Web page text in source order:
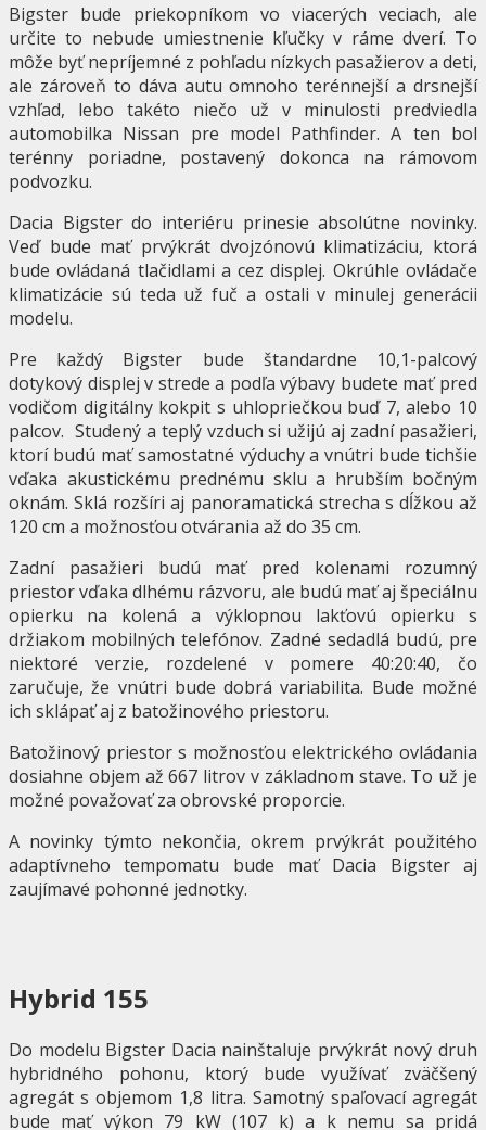
Bigster bude priekopníkom vo viacerých veciach, ale
určite to nebude umiestnenie kľučky v ráme dverí. To
môže byť nepríjemné z pohľadu nízkych pasažierov a deti,
ale zároveň to dáva autu omnoho terénnejší a drsnejší
vzhľad, lebo takéto niečo už v minulosti predviedla
automobilka Nissan pre model Pathfinder. A ten bol
terénny poriadne, postavený dokonca na rámovom
podvozku.
Dacia Bigster do interiéru prinesie absolútne novinky.
Veď bude mať prvýkrát dvojzónovú klimatizáciu, ktorá
bude ovládaná tlačidlami a cez displej. Okrúhle ovládače
klimatizácie sú teda už fuč a ostali v minulej generácii
modelu.
Pre každý Bigster bude štandardne 10,1-palcový
dotykový displej v strede a podľa výbavy budete mať pred
vodičom digitálny kokpit s uhlopriečkou buď 7, alebo 10
palcov. Studený a teplý vzduch si užijú aj zadní pasažieri,
ktorí budú mať samostatné výduchy a vnútri bude tichšie
vďaka akustickému prednému sklu a hrubším bočným
oknám. Sklá rozšíri aj panoramatická strecha s dĺžkou až
120 cm a možnosťou otvárania až do 35 cm.
Zadní pasažieri budú mať pred kolenami rozumný
priestor vďaka dlhému rázvoru, ale budú mať aj špeciálnu
opierku na kolená a výklopnou lakťovú opierku s
držiakom mobilných telefónov. Zadné sedadlá budú, pre
niektoré verzie, rozdelené v pomere 40:20:40, čo
zaručuje, že vnútri bude dobrá variabilita. Bude možné
ich sklápať aj z batožinového priestoru.
Batožinový priestor s možnosťou elektrického ovládania
dosiahne objem až 667 litrov v základnom stave. To už je
možné považovať za obrovské proporcie.
A novinky týmto nekončia, okrem prvýkrát použitého
adaptívneho tempomatu bude mať Dacia Bigster aj
zaujímavé pohonné jednotky.
Hybrid 155
Do modelu Bigster Dacia nainštaluje prvýkrát nový druh
hybridného pohonu, ktorý bude využívať zväčšený
agregát s objemom 1,8 litra. Samotný spaľovací agregát
bude mať výkon 79 kW (107 k) a k nemu sa pridá